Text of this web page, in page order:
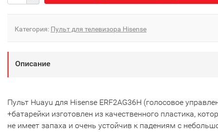
Категория: Пульт для телевизора Hisense
Описание
Пульт Huayu для Hisense ERF2AG36H (голосовое
+батарейки изготовлен из качественного пластика,
не имеет запаха и очень устойчив к падениям с